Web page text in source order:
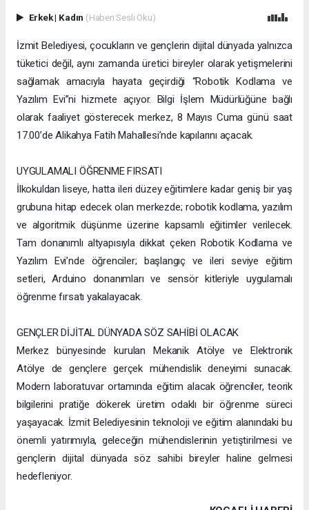
Erkek| Kadın (Haberi Sesli Oku)
İzmit Belediyesi, çocukların ve gençlerin dijital dünyada yalnızca
tüketici değil, aynı zamanda üretici bireyler olarak yetişmelerini
sağlamak amacıyla hayata geçirdiği “Robotik Kodlama ve
Yazılım Evi”ni hizmete açıyor. Bilgi İşlem Müdürlüğüne bağlı
olarak faaliyet gösterecek merkez, 8 Mayıs Cuma günü saat
17.00’de Alikahya Fatih Mahallesi’nde kapılarını açacak.
UYGULAMALI ÖĞRENME FIRSATI
İlkokuldan liseye, hatta ileri düzey eğitimlere kadar geniş bir yaş
grubuna hitap edecek olan merkezde; robotik kodlama, yazılım
ve algoritmik düşünme üzerine kapsamlı eğitimler verilecek.
Tam donanımlı altyapısıyla dikkat çeken Robotik Kodlama ve
Yazılım Evi’nde öğrenciler; başlangıç ve ileri seviye eğitim
setleri, Arduino donanımları ve sensör kitleriyle uygulamalı
öğrenme fırsatı yakalayacak.
GENÇLER DİJİTAL DÜNYADA SÖZ SAHİBİ OLACAK
Merkez bünyesinde kurulan Mekanik Atölye ve Elektronik
Atölye de gençlere gerçek mühendislik deneyimi sunacak.
Modern laboratuvar ortamında eğitim alacak öğrenciler, teorik
bilgilerini pratiğe dökerek üretim odaklı bir öğrenme süreci
yaşayacak. İzmit Belediyesinin teknoloji ve eğitim alanındaki bu
önemli yatırımıyla, geleceğin mühendislerinin yetiştirilmesi ve
gençlerin dijital dünyada söz sahibi bireyler haline gelmesi
hedefleniyor.